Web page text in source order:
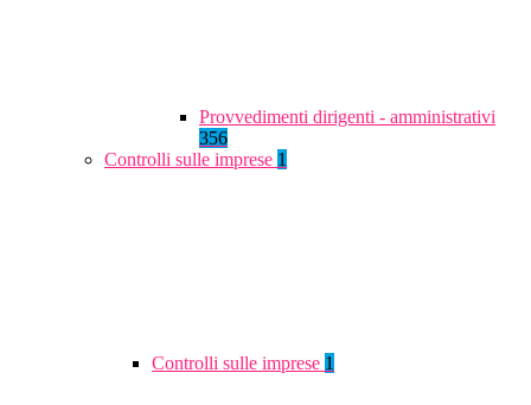
Provvedimenti dirigenti - amministrativi
356
Controlli sulle imprese 1
Controlli sulle imprese 1